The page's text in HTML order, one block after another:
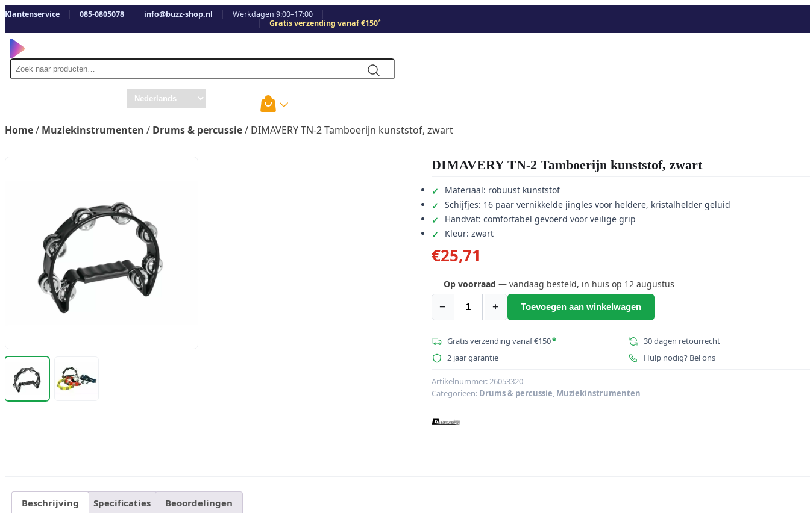
Klantenservice 085-0805078 info@buzz-shop.nl
Werkdagen 9:00–17:00
Gratis verzending vanaf €150*
Zoek
naar
Home/ Muziekinstrumenten / Drums & percussie/ DIMAVERY TN-2 Tamboerijn kunststof, zwart
DIMAVERY TN-2 Tamboerijn kunststof, zwart
Materiaal: robuust kunststof
Schijfjes: 16 paar vernikkelde jingles voor heldere, kristalhelder geluid
Handvat: comfortabel gevoerd voor veilige grip
Kleur: zwart
€25,71
Op voorraad — vandaag besteld, in huis op 12 augustus
−
DIMAVERY
2
Tamboerijn
zwart
aantal
+ Toevoegen aan winkelwagen
Gratis verzending vanaf €150*
30 dagen retourrecht
2 jaar garantie
Hulp nodig? Bel ons
Artikelnummer: 26053320
Categorieën: Drums & percussie Muziekinstrumenten
Beschrijving Specificaties Beoordelingen